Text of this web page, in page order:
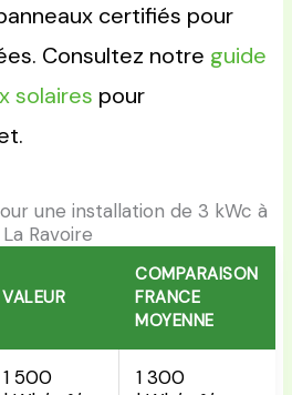
certifiés pour
Consultez notre guide
solaires pour
une installation de 3 kWc à
La Ravoire
VALEUR
COMPARAISON
FRANCE
MOYENNE
1 500
1 300